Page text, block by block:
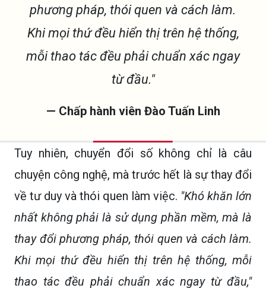
phương pháp, thói quen và cách làm.
Khi mọi thứ đều hiển thị trên hệ thống,
mỗi thao tác đều phải chuẩn xác ngay
từ đầu."
— Chấp hành viên Đào Tuấn Linh
Tuy nhiên, chuyển đổi số không chỉ là câu
chuyện công nghệ, mà trước hết là sự thay đổi
về tư duy và thói quen làm việc. "Khó khăn lớn
nhất không phải là sử dụng phần mềm, mà là
thay đổi phương pháp, thói quen và cách làm.
Khi mọi thứ đều hiển thị trên hệ thống, mỗi
thao tác đều phải chuẩn xác ngay từ đầu,"